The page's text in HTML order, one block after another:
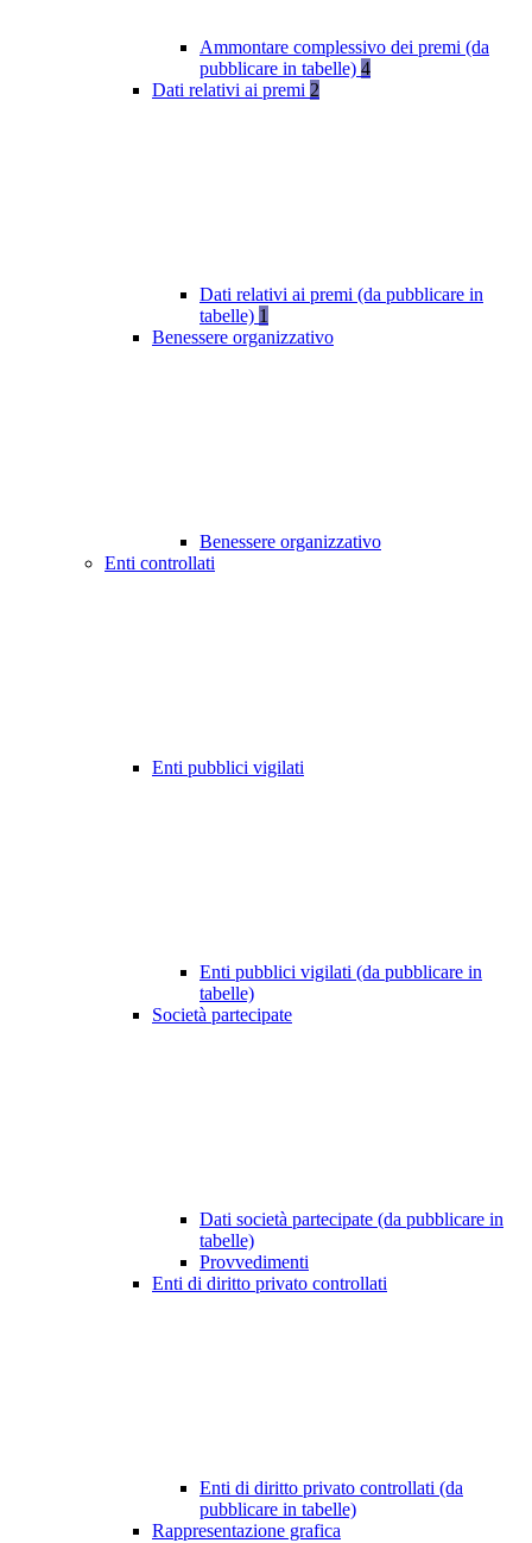
Ammontare complessivo dei premi (da
pubblicare in tabelle) 4
Dati relativi ai premi 2
Dati relativi ai premi (da pubblicare in
tabelle) 1
Benessere organizzativo
Benessere organizzativo
Enti controllati
Enti pubblici vigilati
Enti pubblici vigilati (da pubblicare in
tabelle)
Società partecipate
Dati società partecipate (da pubblicare in
tabelle)
Provvedimenti
Enti di diritto privato controllati
Enti di diritto privato controllati (da
pubblicare in tabelle)
Rappresentazione grafica